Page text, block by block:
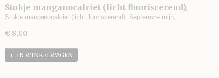
Stukje manganocalciet (licht fluoriscerend),
Septemvre mijn, Madan, Bulgarije - 63 gram - 6 x
Stukje manganocalciet (licht fluoriscerend), Septemvre mijn,…
€ 8,00
IN WINKELWAGEN